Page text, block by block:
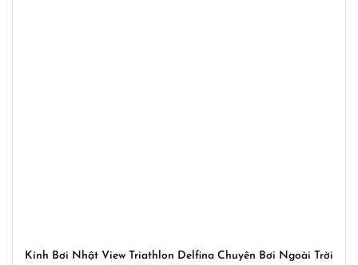
Kính Bơi Nhật View Triathlon Delfina Chuyên Bơi Ngoài Trời